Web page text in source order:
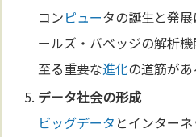
コンピュータの誕生と発
ールズ・バベッジの解析
至る重要な進化の道筋があ
データ社会の形成
ビッグデータ とインター